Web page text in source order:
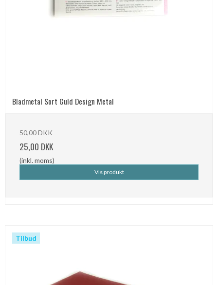
Bladmetal Sort Guld Design Metal
50,00 DKK
25,00 DKK
(inkl. moms)
Vis produkt
Tilbud